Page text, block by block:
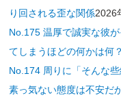
り回される歪な関係2026
No.175 温厚で誠実な彼
てしまうほどの何かは何？
No.174 周りに「そんな
素っ気ない態度は不安だ